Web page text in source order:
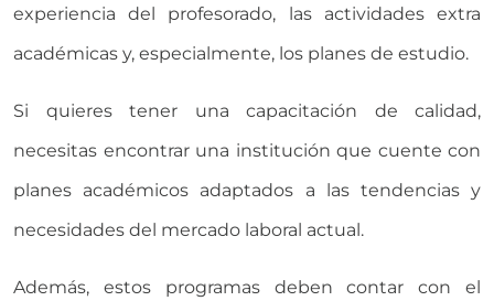
experiencia del profesorado, las actividades extra
académicas y, especialmente, los planes de estudio.
Si quieres tener una capacitación de calidad,
necesitas encontrar una institución que cuente con
planes académicos adaptados a las tendencias y
necesidades del mercado laboral actual.
Además, estos programas deben contar con el